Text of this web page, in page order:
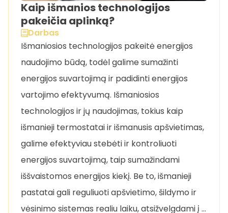
Kaip išmanios technologijos
pakeičia aplinką?
Darbas
Išmaniosios technologijos pakeitė energijos
naudojimo būdą, todėl galime sumažinti
energijos suvartojimą ir padidinti energijos
vartojimo efektyvumą. Išmaniosios
technologijos ir jų naudojimas, tokius kaip
išmanieji termostatai ir išmanusis apšvietimas,
galime efektyviau stebėti ir kontroliuoti
energijos suvartojimą, taip sumažindami
iššvaistomos energijos kiekį. Be to, išmanieji
pastatai gali reguliuoti apšvietimo, šildymo ir
vėsinimo sistemas realiu laiku, atsižvelgdami į …